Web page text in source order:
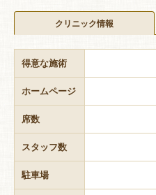
クリニック情報
得意な施術
ホームページ
席数
スタッフ数
駐車場